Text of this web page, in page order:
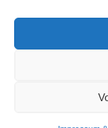
© 2025